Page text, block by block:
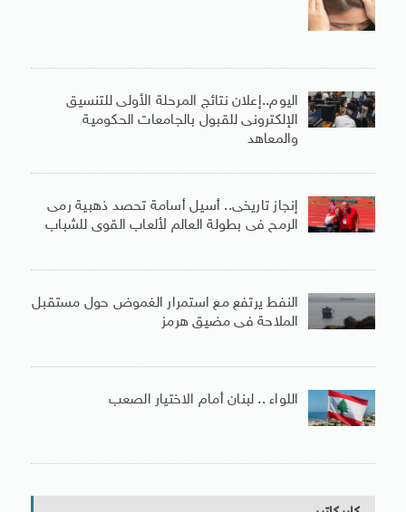
اليوم..إعلان نتائج المرحلة الأولى للتنسيق
الإلكترونى للقبول بالجامعات الحكومية
والمعاهد
إنجاز تاريخى.. أسيل أسامة تحصد ذهبية رمى
الرمح فى بطولة العالم لألعاب القوى للشباب
النفط يرتفع مع استمرار الغموض حول مستقبل
الملاحة فى مضيق هرمز
اللواء .. لبنان أمام الاختيار الصعب